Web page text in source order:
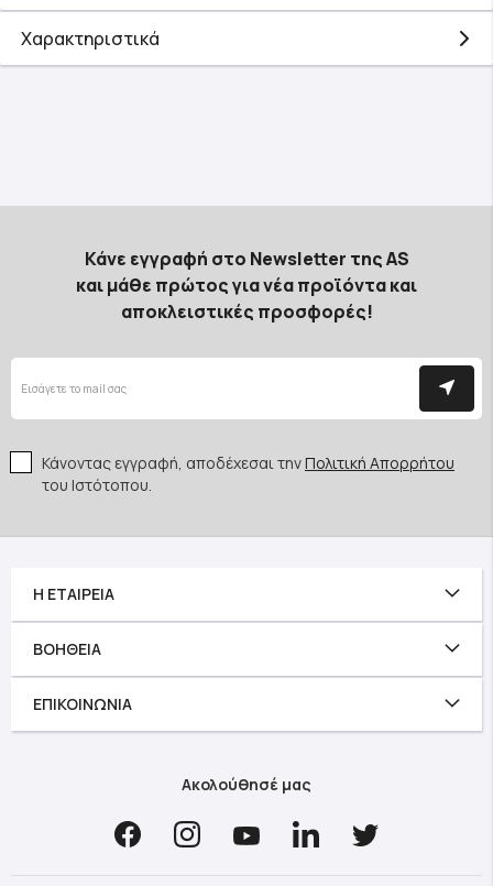
Χαρακτηριστικά
Κάνε εγγραφή στο Newsletter της AS
και μάθε πρώτος για νέα προϊόντα και
αποκλειστικές προσφορές!
Κάνοντας εγγραφή, αποδέχεσαι τηνΠολιτική Απορρήτου
του Ιστότοπου.
Η ΕΤΑΙΡΕΊΑ
ΒΟΉΘΕΙΑ
ΕΠΙΚΟΙΝΩΝΊΑ
Ακολούθησέ μας